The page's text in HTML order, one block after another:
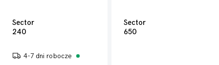
Sector
240
4-7 dni robocze
Sector
650